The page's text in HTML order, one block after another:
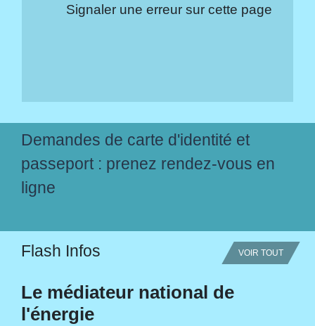
Signaler une erreur sur cette page
Demandes de carte d'identité et
passeport : prenez rendez-vous en
ligne
Flash Infos VOIR TOUT
Le médiateur national de
l'énergie